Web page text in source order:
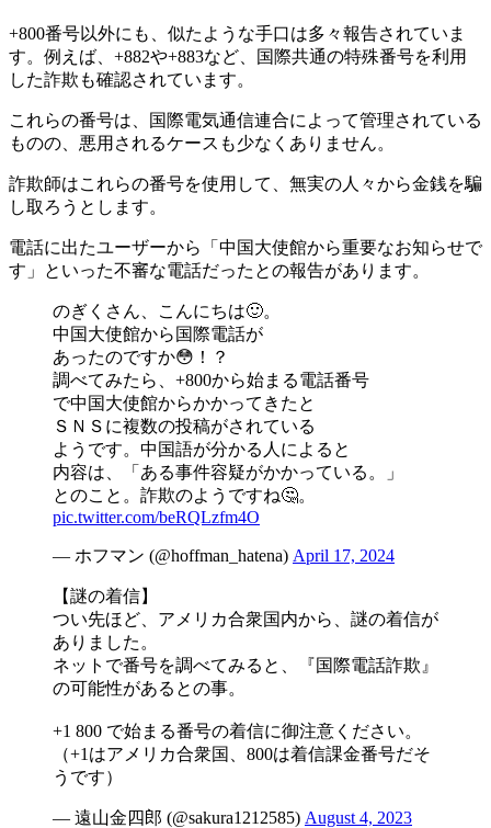
+800番号以外にも、似たような手口は多々報告されていま
す。例えば、+882や+883など、国際共通の特殊番号を利用
した詐欺も確認されています。
これらの番号は、国際電気通信連合によって管理されている
ものの、悪用されるケースも少なくありません。
詐欺師はこれらの番号を使用して、無実の人々から金銭を騙
し取ろうとします。
電話に出たユーザーから「中国大使館から重要なお知らせで
す」といった不審な電話だったとの報告があります。
のぎくさん、こんにちは🙂。
中国大使館から国際電話が
あったのですか😳！？
調べてみたら、+800から始まる電話番号
で中国大使館からかかってきたと
ＳＮＳに複数の投稿がされている
ようです。中国語が分かる人によると
内容は、「ある事件容疑がかかっている。」
とのこと。詐欺のようですね🤔。
pic.twitter.com/beRQLzfm4O
— ホフマン (@hoffman_hatena) April 17, 2024
【謎の着信】
つい先ほど、アメリカ合衆国内から、謎の着信が
ありました。
ネットで番号を調べてみると、『国際電話詐欺』
の可能性があるとの事。
+1 800 で始まる番号の着信に御注意ください。
（+1はアメリカ合衆国、800は着信課金番号だそ
うです）
— 遠山金四郎 (@sakura1212585) August 4, 2023